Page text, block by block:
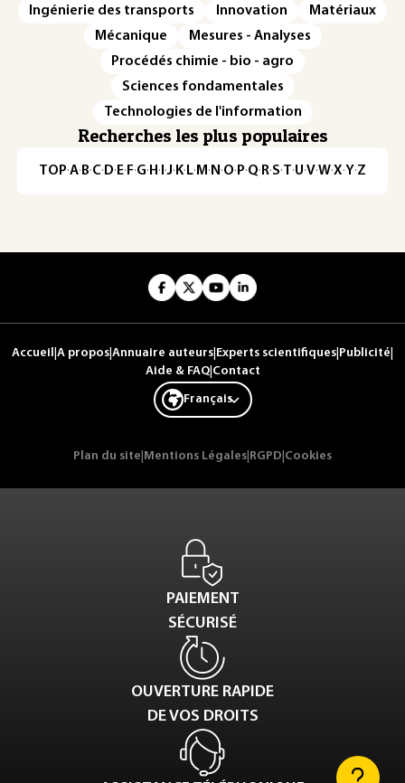
Ingénierie des transports
Innovation
Matériaux
Mécanique
Mesures - Analyses
Procédés chimie - bio - agro
Sciences fondamentales
Technologies de l'information
Recherches les plus populaires
TOP·A·B·C· D· E· F·G· H · ·J· K· L· M · N ·O· P·Q· R·S·T·U·V·W·X·Y·Z
Accueil A propos Annuaire auteurs Experts scientifiques Publicité
Aide & FAQ| Contact
Français
Plan du site Mentions Légales RGPD Cookies
PAIEMENT
SÉCURISÉ
OUVERTURE RAPIDE
DE VOS DROITS